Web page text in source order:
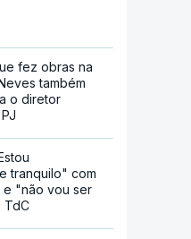
fez obras na
também
o diretor
tranquilo" com
e "não vou ser
TdC